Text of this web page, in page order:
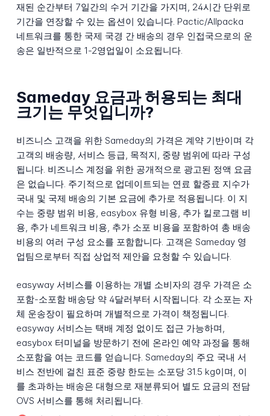
재된 순간부터 7일간의 수거 기간을 가지며, 24시간 단위로
기간을 연장할 수 있는 옵션이 있습니다. Pactic/Allpacka
네트워크를 통한 국제 국경 간 배송의 경우 인접국으로의 운
송은 일반적으로 1-2영업일이 소요됩니다.
Sameday 요금과 허용되는 최대
크기는 무엇입니까?
비즈니스 고객을 위한 Sameday의 가격은 계약 기반이며 각
고객의 배송량, 서비스 등급, 목적지, 중량 범위에 따라 구성
됩니다. 비즈니스 계정을 위한 공개적으로 광고된 정액 요금
은 없습니다. 주기적으로 업데이트되는 연료 할증료 지수가
국내 및 국제 배송의 기본 요금에 추가로 적용됩니다. 이 지
수는 중량 범위 비용, easybox 유형 비용, 추가 킬로그램 비
용, 추가 네트워크 비용, 추가 소포 비용을 포함하여 총 배송
비용의 여러 구성 요소를 포함합니다. 고객은 Sameday 영
업팀으로부터 직접 상업적 제안을 요청할 수 있습니다.
easyway 서비스를 이용하는 개별 소비자의 경우 가격은 소
포함-소포함 배송당 약 4달러부터 시작됩니다. 각 소포는 자
체 운송장이 필요하며 개별적으로 가격이 책정됩니다.
easyway 서비스는 택배 계정 없이도 접근 가능하며,
easybox 터미널을 방문하기 전에 온라인 예약 과정을 통해
소포함을 여는 코드를 얻습니다. Sameday의 주요 국내 서
비스 전반에 걸친 표준 중량 한도는 소포당 31.5 kg이며, 이
를 초과하는 배송은 대형으로 재분류되어 별도 요금의 전담
OVS 서비스를 통해 처리됩니다.